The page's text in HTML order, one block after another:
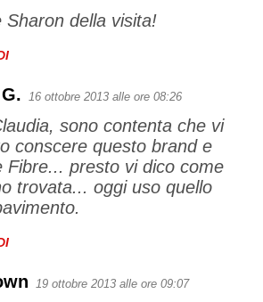
Sharon della visita!
16 ottobre 2013 alle ore 08:26
sono contenta che vi
conscere questo brand e
Fibre... presto vi dico come
trovata... oggi uso quello
19 ottobre 2013 alle ore 09:07